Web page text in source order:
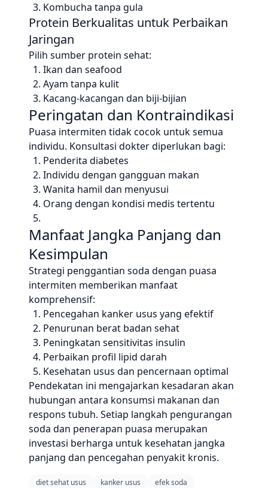
Kombucha tanpa gula
Protein Berkualitas untuk Perbaikan
Jaringan
Pilih sumber protein sehat:
Ikan dan seafood
Ayam tanpa kulit
Kacang-kacangan dan biji-bijian
Peringatan dan Kontraindikasi
Puasa intermiten tidak cocok untuk semua
individu. Konsultasi dokter diperlukan bagi:
Penderita diabetes
Individu dengan gangguan makan
Wanita hamil dan menyusui
Orang dengan kondisi medis tertentu
Manfaat Jangka Panjang dan
Kesimpulan
Strategi penggantian soda dengan puasa
intermiten memberikan manfaat
komprehensif:
Pencegahan kanker usus yang efektif
Penurunan berat badan sehat
Peningkatan sensitivitas insulin
Perbaikan profil lipid darah
Kesehatan usus dan pencernaan optimal
Pendekatan ini mengajarkan kesadaran akan
hubungan antara konsumsi makanan dan
respons tubuh. Setiap langkah pengurangan
soda dan penerapan puasa merupakan
investasi berharga untuk kesehatan jangka
panjang dan pencegahan penyakit kronis.
diet sehat usus kanker usus
efek soda